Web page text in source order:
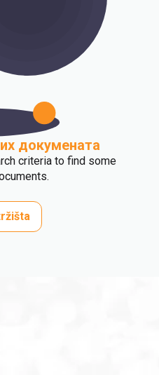
докумената
criteria to find some